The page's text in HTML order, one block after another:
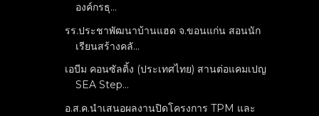
องค์กรธุ...
รร.ประชาพัฒนาบ้านแฮด จ.ขอนแก่น สอนนัก
เรียนสร้างคลั...
เอบีม คอนซัลติ้ง (ประเทศไทย) สานต่อแคมเปญ
SEA Step...
อ.ส.ค.นำเสนอผลงานปิดโครงการ TPM และ